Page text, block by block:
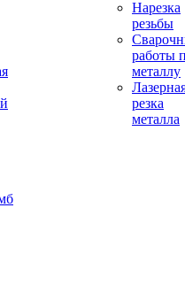
Нарезка
резьбы
работы
металлу
резка
металла